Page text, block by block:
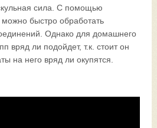
сила. С помощью
можно быстро обработать
Однако для домашнего
вряд ли подойдет, т.к. стоит он
на него вряд ли окупятся.